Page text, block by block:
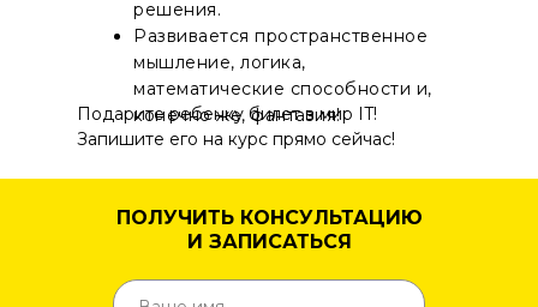
решения.
Развивается пространственное
мышление, логика,
математические способности и,
конечно же, фантазия!
Подарите ребенку билет в мир IT!
Запишите его на курс прямо сейчас!
ПОЛУЧИТЬ КОНСУЛЬТАЦИЮ
И ЗАПИСАТЬСЯ